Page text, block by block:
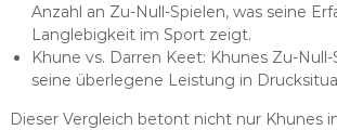
Anzahl an Zu-Null-Spielen, was seine
Langlebigkeit im Sport zeigt.
Khune vs. Darren Keet: Khunes Zu-
seine überlegene Leistung in
Dieser Vergleich betont nicht nur Khunes